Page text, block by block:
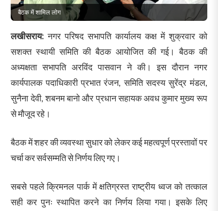
बैठक में शामिल लोग
लखीसराय:नगर परिषद सभापति कार्यालय कक्ष में शुक्रवार को
सशक्त स्थायी समिति की बैठक आयोजित की गई। बैठक की
अध्यक्षता सभापति अरविंद पासवान ने की। इस दौरान नगर
कार्यपालक पदाधिकारी प्रभात रंजन, समिति सदस्य सुरेंद्र मंडल,
सुनैना देवी, शबनम बानो और प्रधान सहायक अवध कुमार मुख्य रूप
से मौजूद रहे।
बैठक में शहर की व्यवस्था सुधार को लेकर कई महत्वपूर्ण प्रस्तावों पर
चर्चा कर सर्वसम्मति से निर्णय लिए गए।
सबसे पहले क्रिमनल पार्क में क्षतिग्रस्त राष्ट्रीय ध्वज को तत्काल
सही कर पुनः स्थापित करने का निर्णय लिया गया। इसके लिए